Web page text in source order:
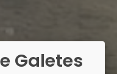
Galetes